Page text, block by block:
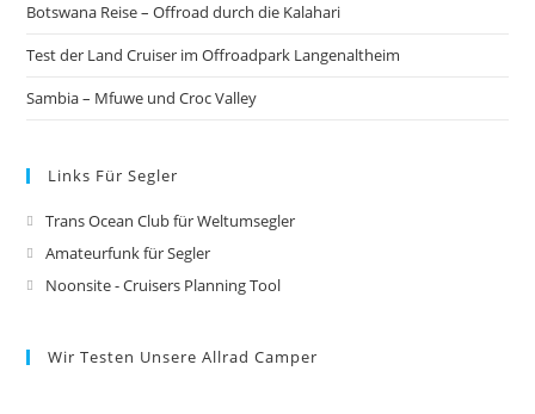
Botswana Reise – Offroad durch die Kalahari
Test der Land Cruiser im Offroadpark Langenaltheim
Sambia – Mfuwe und Croc Valley
Links Für Segler
Trans Ocean Club für Weltumsegler
Amateurfunk für Segler
Noonsite - Cruisers Planning Tool
Wir Testen Unsere Allrad Camper